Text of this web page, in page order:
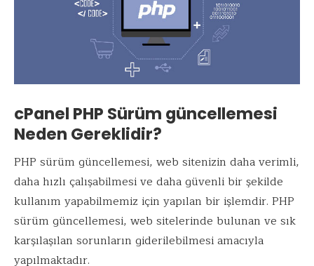
cPanel PHP Sürüm güncellemesi
Neden Gereklidir?
PHP sürüm güncellemesi, web sitenizin daha verimli,
daha hızlı çalışabilmesi ve daha güvenli bir şekilde
kullanım yapabilmemiz için yapılan bir işlemdir. PHP
sürüm güncellemesi, web sitelerinde bulunan ve sık
karşılaşılan sorunların giderilebilmesi amacıyla
yapılmaktadır.